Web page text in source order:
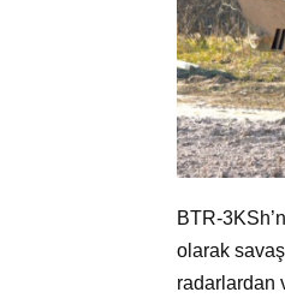
BTR-
olarak
radarlardan